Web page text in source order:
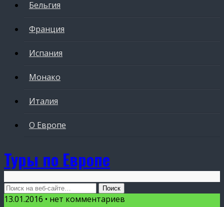
Бельгия
Франция
Испания
Монако
Италия
О Европе
Туры по Европе
13.01.2016 • нет комментариев